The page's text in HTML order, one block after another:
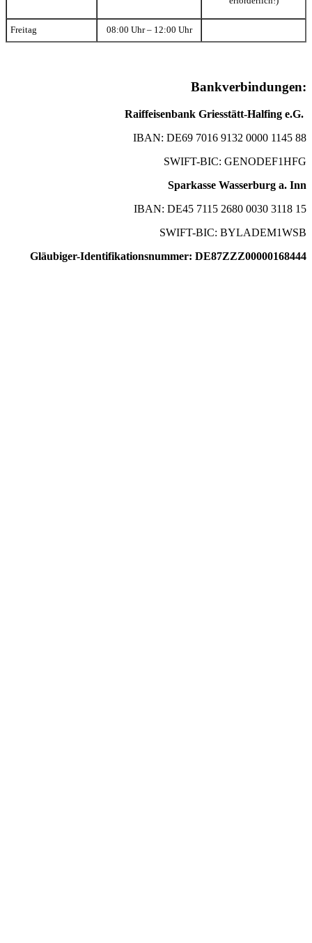
Freitag 08:00 Uhr – 12:00 Uhr
Bankverbindungen:
Raiffeisenbank Griesstätt-Halfing e.G.
IBAN: DE69 7016 9132 0000 1145 88
SWIFT-BIC: GENODEF1HFG
Sparkasse Wasserburg a. Inn
IBAN: DE45 7115 2680 0030 3118 15
SWIFT-BIC: BYLADEM1WSB
Gläubiger-Identifikationsnummer: DE87ZZZ00000168444